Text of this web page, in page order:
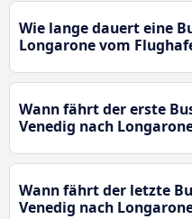
Wie lange dauert eine
Longarone vom
Wann fährt der erste
Venedig nach
Wann fährt der letzte
Venedig nach